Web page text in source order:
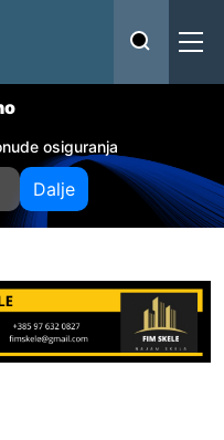
osiguranja
Dalje